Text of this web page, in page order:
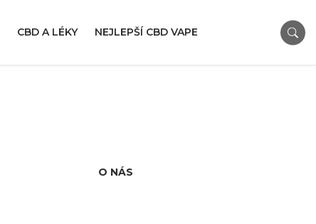
CBD A LÉKY NEJLEPŠÍ CBD VAPE
O NÁS